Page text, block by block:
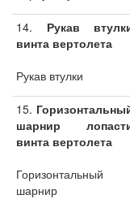
14. Рукав
винта вертолета
Рукав втулки
15.
шарнир
винта вертолета
Горизонтальный
шарнир